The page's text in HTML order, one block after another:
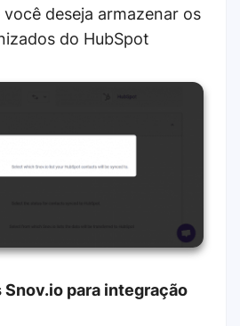
deseja armazenar os
do HubSpot
para integração